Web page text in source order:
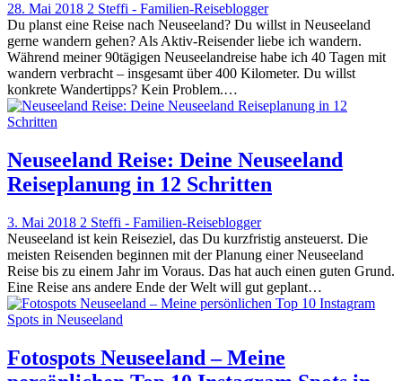
28. Mai 2018 2 Steffi - Familien-Reiseblogger
Du planst eine Reise nach Neuseeland? Du willst in Neuseeland
gerne wandern gehen? Als Aktiv-Reisender liebe ich wandern.
Während meiner 90tägigen Neuseelandreise habe ich 40 Tagen mit
wandern verbracht – insgesamt über 400 Kilometer. Du willst
konkrete Wandertipps? Kein Problem.…
Neuseeland Reise: Deine Neuseeland
Reiseplanung in 12 Schritten
3. Mai 2018 2 Steffi - Familien-Reiseblogger
Neuseeland ist kein Reiseziel, das Du kurzfristig ansteuerst. Die
meisten Reisenden beginnen mit der Planung einer Neuseeland
Reise bis zu einem Jahr im Voraus. Das hat auch einen guten Grund.
Eine Reise ans andere Ende der Welt will gut geplant…
Fotospots Neuseeland – Meine